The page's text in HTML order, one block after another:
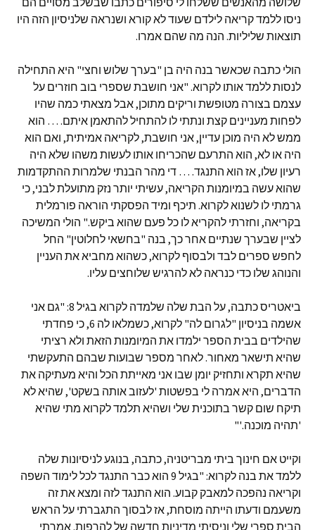
ניסו ללמד קריאה לילדם שעוד לא קורא ושנראה שלניסיון הזה היו
תוצאות שליליות. הנה מה שהם אמרו.
הולי כתבה שכאשר בנה היה בן "בערך שלוש וחצי" היא התחילה
לנסות ללמד אותו לקרוא. "אני חושבת שספרי בוב חוזרים על
עצמם בצורה מטופשת וריקים מתוכן, אבל מצאתי כמה שהיו
לפחות מעניינים קצת ונתתי לו להתחיל להתאמן איתם. … הוא
ממש לא היה מוכן עדיין, אני חושבת, לקריאה אמיתית, ואם הוא
היה או לא, הוא התרעם שהכריחו אותו לעשות משהו שלא היה
רעיון שלו, אז הוא התנגד. … די מהר הבנתי שלמרות ההתקדמות
שהוא עשה במיומנות הקריאה, עשיתי יותר נזק מתועלת לבני, כי
גרמתי לו לשנוא לקרוא. תיכף ומיד הפסקתי הוראה פורמלית
בקריאה, וחזרתי להקריא לו כל פעם שהוא ביקש." הולי המשיכה
לציין שבערך שנתיים אחר כך, בנה "בחשאי לחלוטין" החל
לחפש ספרים לבד ולבסוף לקרוא, כשהוא מחביא את העניין
והנוהג שלו כדי כנראה לא להרגיש שלוחצים עליו.
ביאטריס כתבה, על הבת שלה שלמדה לקרוא בגיל 8: "גם אני
אשמה בניסיון "לגרום לה" לקרוא, כשמלאו לה 6, כי פחדתי
שהילדים בבית הספר ילמדו את המיומנות הזאת ולא רציתי
שהיא תישאר מאחור. לאחר מספר שבועות שבהם התעקשתי
שהיא תקרא ותחזיק יומן שבו אני מאייתת הכל והיא מעתיקה את
הדברים, היא אמרה לי בפשטות 'לעזוב אותה בשקט', שהיא לא
תיקח שום קשר בתוכנית שלי ושהיא תלמד לקרוא מתי שהיא
'תהיה מוכנה.'"
וקייט אם חינוך ביתי מבריטניה, כתבה, בנוגע לניסיונות שלה
ללמד את בנה לקרוא: "בגיל 9 הוא כבר התנגד לכל לימוד השפה
וקריאה נהפכה למאבק קבוע. הוא התנגד לזה ומצא את זה
משעמם ודעתו הייתה מוסחת, אז לבסוך התגברתי על הראש
הבית ספרי שלי וניסיתי מדיניות חדשה של להרפות. אמרתי